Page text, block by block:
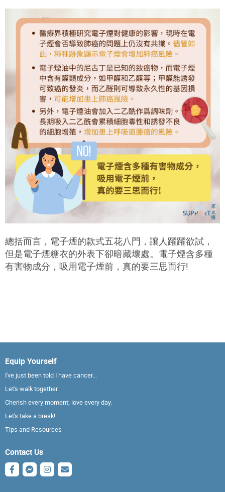
總括而言，電子煙的款式五花八門，讓人躍躍欲試，
但是電子煙糖衣的外表下卻暗藏壞處。電子煙含多種
有害物成分，吸用電子煙前，真的要三思而行!
Equip Yourself
I've just been told I have cancer...
Let's walk together
Cherish every moment; love every day.
Let's take a break!
Tips and Resources
Contact Us